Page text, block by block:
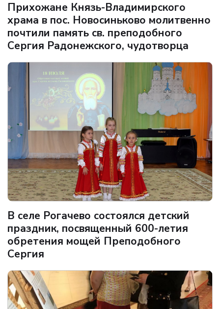
Прихожане Князь-Владимирского
храма в пос. Новосиньково молитвенно
почтили память св. преподобного
Сергия Радонежского, чудотворца
В селе Рогачево состоялся детский
праздник, посвященный 600-летия
обретения мощей Преподобного
Сергия